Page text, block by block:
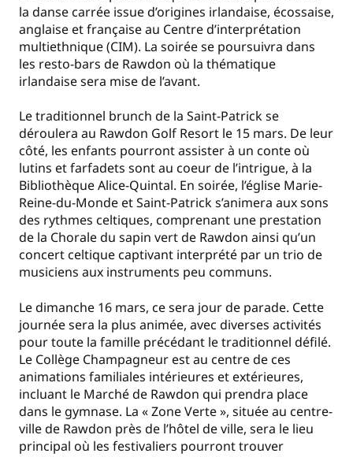
la danse carrée issue d’origines irlandaise, écossaise,
anglaise et française au Centre d’interprétation
multiethnique (CIM). La soirée se poursuivra dans
les resto-bars de Rawdon où la thématique
irlandaise sera mise de l’avant.
Le traditionnel brunch de la Saint-Patrick se
déroulera au Rawdon Golf Resort le 15 mars. De leur
côté, les enfants pourront assister à un conte où
lutins et farfadets sont au coeur de l’intrigue, à la
Bibliothèque Alice-Quintal. En soirée, l’église Marie-
Reine-du-Monde et Saint-Patrick s’animera aux sons
des rythmes celtiques, comprenant une prestation
de la Chorale du sapin vert de Rawdon ainsi qu’un
concert celtique captivant interprété par un trio de
musiciens aux instruments peu communs.
Le dimanche 16 mars, ce sera jour de parade. Cette
journée sera la plus animée, avec diverses activités
pour toute la famille précédant le traditionnel défilé.
Le Collège Champagneur est au centre de ces
animations familiales intérieures et extérieures,
incluant le Marché de Rawdon qui prendra place
dans le gymnase. La « Zone Verte », située au centre-
ville de Rawdon près de l’hôtel de ville, sera le lieu
principal où les festivaliers pourront trouver